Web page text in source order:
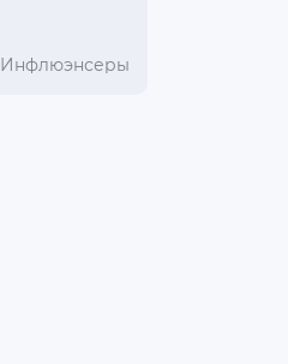
Инфлюэнсеры